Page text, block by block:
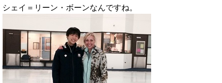
シェイ＝リーン・ボーンなんですね。